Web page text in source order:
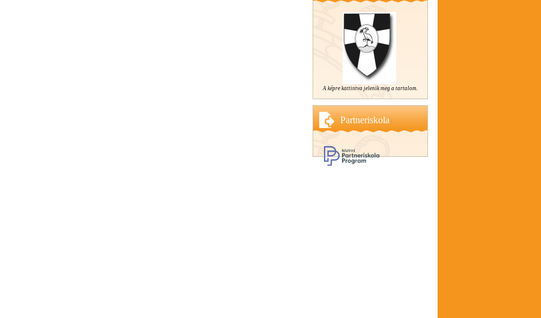
A képre kattintva jelenik meg a tartalom.
Partneriskola